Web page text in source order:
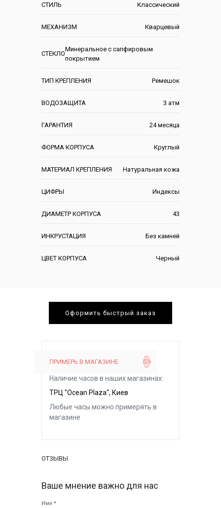
СТИЛЬ Классический
МЕХАНИЗМ Кварцевый
СТЕКЛО
Минеральное с сапфировым
покрытием
ТИП КРЕПЛЕНИЯ Ремешок
ВОДОЗАЩИТА 3 атм
ГАРАНТИЯ 24 месяца
ФОРМА КОРПУСА Круглый
МАТЕРИАЛ КРЕПЛЕНИЯ Натуральная кожа
ЦИФРЫ Индексы
ДИАМЕТР КОРПУСА 43
ИНКРУСТАЦИЯ Без камней
ЦВЕТ КОРПУСА Черный
Оформить быстрый заказ
ПРИМЕРЬ В МАГАЗИНЕ
Наличие часов в наших магазинах:
ТРЦ "Ocean Plaza", Киев
Любые часы можно примерять в
магазине
ОТЗЫВЫ
Ваше мнение важно для нас
Имя *